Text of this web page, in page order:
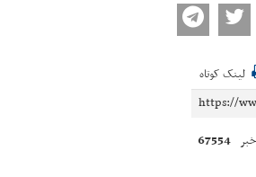
لینک کوتاه
67554